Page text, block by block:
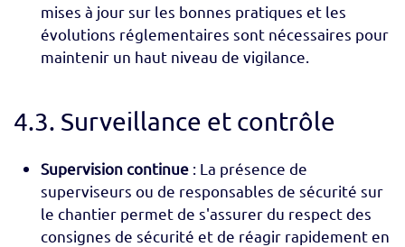
mises à jour sur les bonnes pratiques et les
évolutions réglementaires sont nécessaires pour
maintenir un haut niveau de vigilance.
4.3. Surveillance et contrôle
Supervision continue : La présence de
superviseurs ou de responsables de sécurité sur
le chantier permet de s'assurer du respect des
consignes de sécurité et de réagir rapidement en